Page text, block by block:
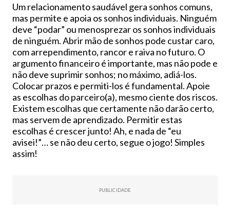
Um relacionamento saudável gera sonhos comuns,
mas permite e apoia os sonhos individuais. Ninguém
deve “podar” ou menosprezar os sonhos individuais
de ninguém. Abrir mão de sonhos pode custar caro,
com arrependimento, rancor e raiva no futuro. O
argumento financeiro é importante, mas não pode e
não deve suprimir sonhos; no máximo, adiá-los.
Colocar prazos e permiti-los é fundamental. Apoie
as escolhas do parceiro(a), mesmo ciente dos riscos.
Existem escolhas que certamente não darão certo,
mas servem de aprendizado. Permitir estas
escolhas é crescer junto! Ah, e nada de “eu
avisei!”… se não deu certo, segue o jogo! Simples
assim!
PUBLICIDADE